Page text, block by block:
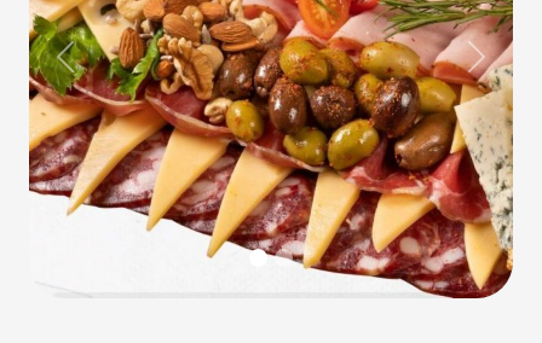
Previous Next